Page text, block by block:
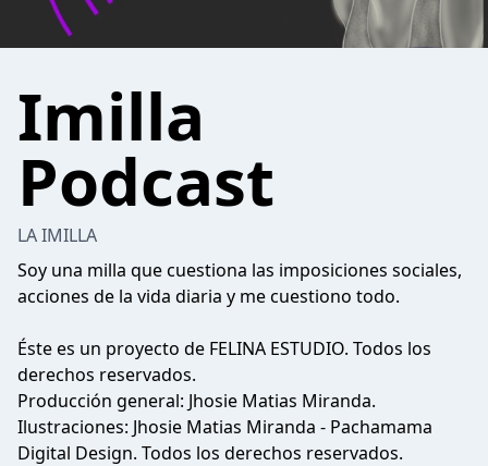
Imilla
Podcast
LA IMILLA
Soy una milla que cuestiona las imposiciones sociales,
acciones de la vida diaria y me cuestiono todo.
Éste es un proyecto de FELINA ESTUDIO. Todos los
derechos reservados.
Producción general: Jhosie Matias Miranda.
Ilustraciones: Jhosie Matias Miranda - Pachamama
Digital Design. Todos los derechos reservados.